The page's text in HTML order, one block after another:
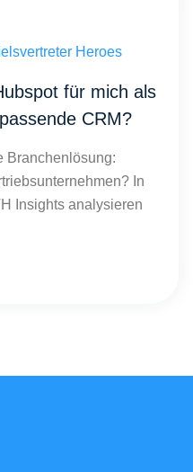
Heroes
für mich als
CRM?
Branchenlösung:
In
Insights analysieren